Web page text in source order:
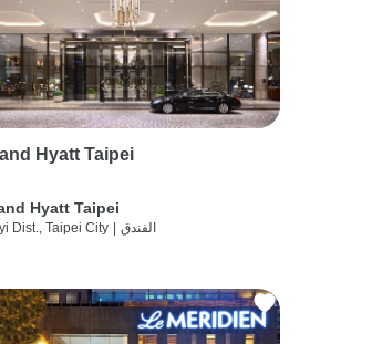
Hyatt Taipei
Hyatt Taipei
Dist., Taipei City الفندق